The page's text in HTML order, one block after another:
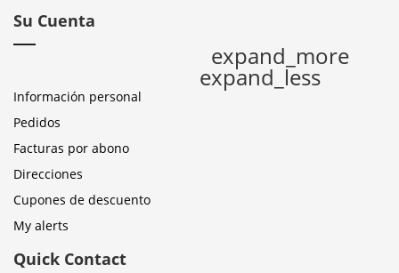
Su Cuenta
expand_more
expand_less
Información personal
Pedidos
Facturas por abono
Direcciones
Cupones de descuento
My alerts
Quick Contact